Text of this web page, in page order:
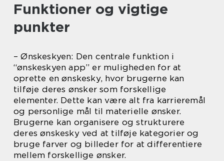
Funktioner og vigtige
punkter
– Ønskeskyen: Den centrale funktion i
“ønskeskyen app” er muligheden for at
oprette en ønskesky, hvor brugerne kan
tilføje deres ønsker som forskellige
elementer. Dette kan være alt fra karrieremål
og personlige mål til materielle ønsker.
Brugerne kan organisere og strukturere
deres ønskesky ved at tilføje kategorier og
bruge farver og billeder for at differentiere
mellem forskellige ønsker.